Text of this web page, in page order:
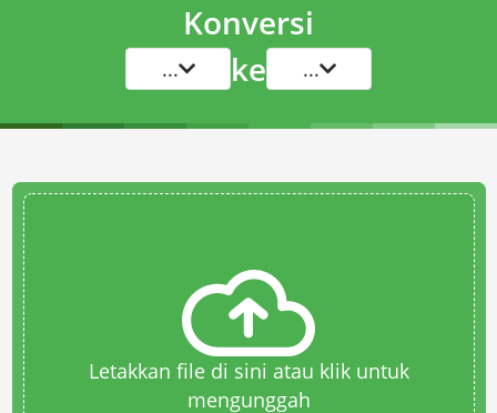
Konversi
... ke ...
Letakkan file di sini atau klik untuk
mengunggah